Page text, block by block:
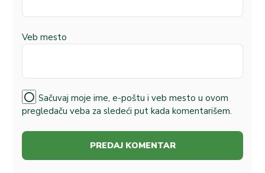
Veb mesto
Sačuvaj moje ime, e-poštu i veb mesto u ovom
pregledaču veba za sledeći put kada komentarišem.